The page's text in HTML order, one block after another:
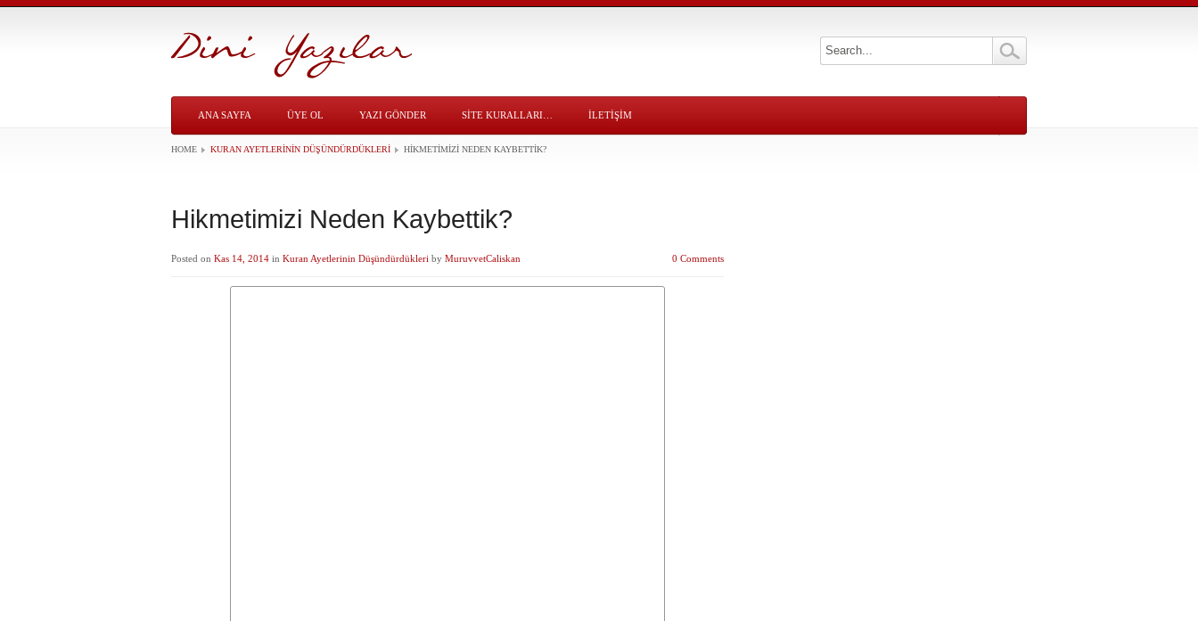
ANA SAYFA ÜYE OL YAZI GÖNDER SITE KURALLARI… İLETİŞİM
HOME KURAN AYETLERININ DÜŞÜNDÜRDÜKLERI HIKMETIMIZI NEDEN KAYBETTIK?
Hikmetimizi Neden Kaybettik?
Posted on Kas 14, 2014 in Kuran Ayetlerinin Düşündürdükleri by MuruvvetCaliskan 0 Comments